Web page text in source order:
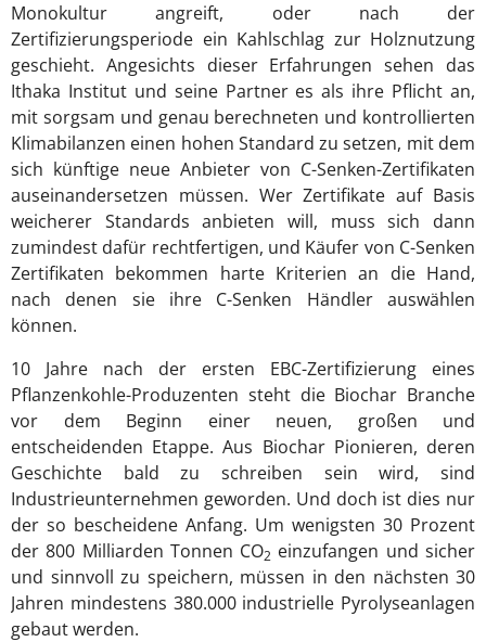
Monokultur angreift, oder nach der
Zertifizierungsperiode ein Kahlschlag zur Holznutzung
geschieht. Angesichts dieser Erfahrungen sehen das
Ithaka Institut und seine Partner es als ihre Pflicht an,
mit sorgsam und genau berechneten und kontrollierten
Klimabilanzen einen hohen Standard zu setzen, mit dem
sich künftige neue Anbieter von C-Senken-Zertifikaten
auseinandersetzen müssen. Wer Zertifikate auf Basis
weicherer Standards anbieten will, muss sich dann
zumindest dafür rechtfertigen, und Käufer von C-Senken
Zertifikaten bekommen harte Kriterien an die Hand,
nach denen sie ihre C-Senken Händler auswählen
können.
10 Jahre nach der ersten EBC-Zertifizierung eines
Pflanzenkohle-Produzenten steht die Biochar Branche
vor dem Beginn einer neuen, großen und
entscheidenden Etappe. Aus Biochar Pionieren, deren
Geschichte bald zu schreiben sein wird, sind
Industrieunternehmen geworden. Und doch ist dies nur
der so bescheidene Anfang. Um wenigsten 30 Prozent
der 800 Milliarden Tonnen CO2 einzufangen und sicher
und sinnvoll zu speichern, müssen in den nächsten 30
Jahren mindestens 380.000 industrielle Pyrolyseanlagen
gebaut werden.